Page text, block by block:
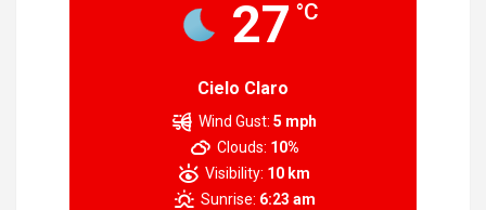
27 °C
Cielo Claro
Wind Gust: 5 mph
Clouds: 10%
Visibility: 10 km
Sunrise: 6:23 am